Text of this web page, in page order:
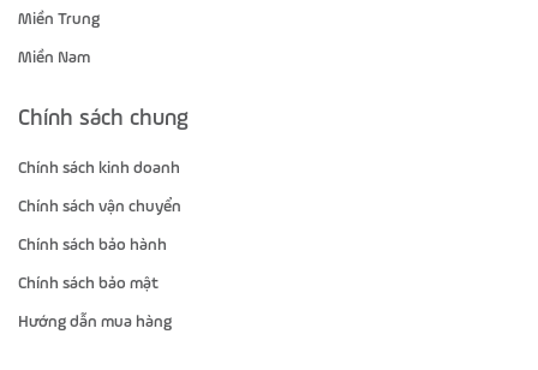
Miền Trung
Miền Nam
Chính sách chung
Chính sách kinh doanh
Chính sách vận chuyển
Chính sách bảo hành
Chính sách bảo mật
Hướng dẫn mua hàng